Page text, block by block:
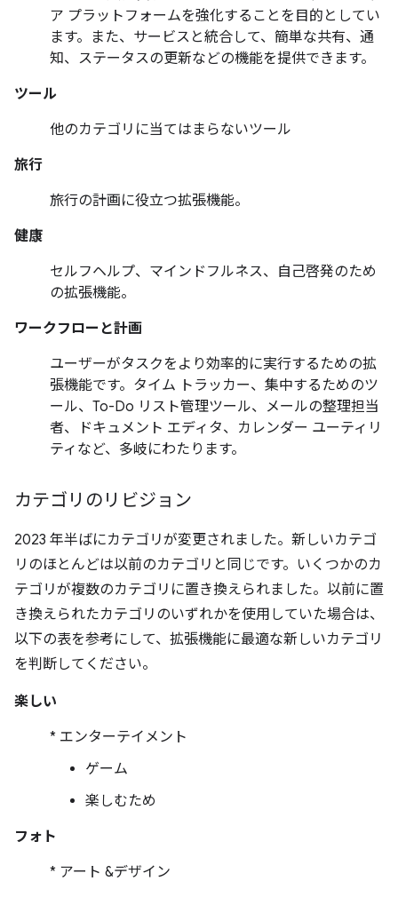
ア プラットフォームを強化することを目的としてい
ます。また、サービスと統合して、簡単な共有、通
知、ステータスの更新などの機能を提供できます。
ツール
他のカテゴリに当てはまらないツール
旅行
旅行の計画に役立つ拡張機能。
健康
セルフヘルプ、マインドフルネス、自己啓発のため
の拡張機能。
ワークフローと計画
ユーザーがタスクをより効率的に実行するための拡
張機能です。タイム トラッカー、集中するためのツ
ール、To-Do リスト管理ツール、メールの整理担当
者、ドキュメント エディタ、カレンダー ユーティリ
ティなど、多岐にわたります。
カテゴリのリビジョン
2023 年半ばにカテゴリが変更されました。新しいカテゴ
リのほとんどは以前のカテゴリと同じです。いくつかのカ
テゴリが複数のカテゴリに置き換えられました。以前に置
き換えられたカテゴリのいずれかを使用していた場合は、
以下の表を参考にして、拡張機能に最適な新しいカテゴリ
を判断してください。
楽しい
* エンターテイメント
ゲーム
楽しむため
フォト
* アート &デザイン